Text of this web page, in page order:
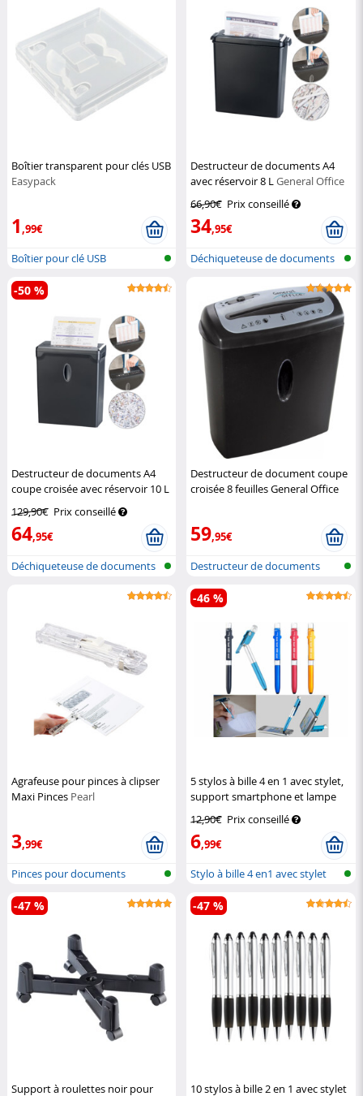
Boîtier transparent pour clés USB
Easypack
1 ,99€
Boîtier pour clé USB
Destructeur de documents A4
avec réservoir 8 LGeneral Office
66,90€ Prix conseillé
34,95€
Déchiqueteuse de documents
Destructeur de documents A4
coupe croisée avec réservoir 10 L
129,90€ Prix conseillé
64,95€
-50 %
Déchiqueteuse de documents
Destructeur de document coupe
croisée 8 feuilles General Office
59,95€
Destructeur de documents
Agrafeuse pour pinces à clipser
Maxi Pinces Pearl
3,99€
Pinces pour documents
5 stylos à bille 4 en 1 avec stylet,
support smartphone et lampe
12,90€ Prix conseillé
6,99€
-46 %
Stylo à bille 4 en1 avec stylet
Support à roulettes noir pour
-47 %
10 stylos à bille 2 en 1 avec stylet
-47 %